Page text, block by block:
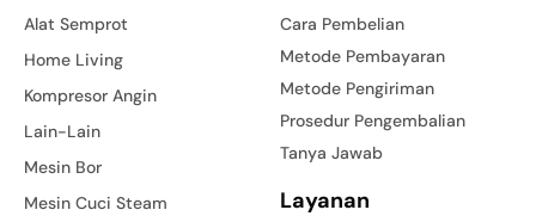
Alat Semprot
Home Living
Kompresor Angin
Lain-Lain
Mesin Bor
Mesin Cuci Steam
Cara Pembelian
Metode Pembayaran
Metode Pengiriman
Prosedur Pengembalian
Tanya Jawab
Layanan